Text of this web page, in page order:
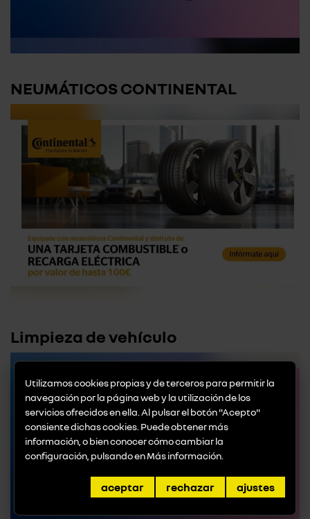
NEUMÁTICOS CONTINENTAL
Limpieza de vehículo
Utilizamos cookies propias y de terceros para permitir la
navegación por la página web y la utilización de los
servicios ofrecidos en ella. Al pulsar el botón "Acepto"
consiente dichas cookies. Puede obtener más
información, o bien conocer cómo cambiar la
configuración, pulsando enMás información
aceptar rechazar ajustes